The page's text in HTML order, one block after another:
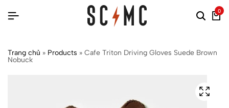
0
Trang chủ » Products » Cafe Triton Driving Gloves Suede Brown
Nobuck